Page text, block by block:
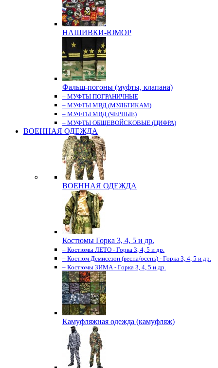
НАШИВКИ-ЮМОР
Фальш-погоны (муфты, клапана)
– МУФТЫ ПОГРАНИЧНЫЕ
– МУФТЫ МВД (МУЛЬТИКАМ)
– МУФТЫ МВД (ЧЕРНЫЕ)
– МУФТЫ ОБЩЕВОЙСКОВЫЕ (ЦИФРА)
ВОЕННАЯ ОДЕЖДА
ВОЕННАЯ ОДЕЖДА
Костюмы Горка 3, 4, 5 и др.
– Костюмы ЛЕТО - Горка 3, 4, 5 и др.
– Костюм Демисезон (весна/осень) - Горка 3, 4, 5 и др.
– Костюмы ЗИМА - Горка 3, 4, 5 и др.
Камуфляжная одежда (камуфляж)